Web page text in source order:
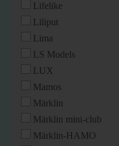
Lifelike
Liliput
Lima
LS Models
LUX
Mamos
Märklin
Märklin mini-club
Märklin-HAMO